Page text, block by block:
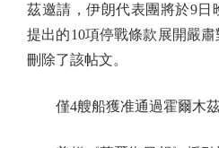
茲邀請，伊朗代表團將於9日
提出的10項停戰條款展開嚴
刪除了該帖文。
僅4艘船獲准通過霍爾木